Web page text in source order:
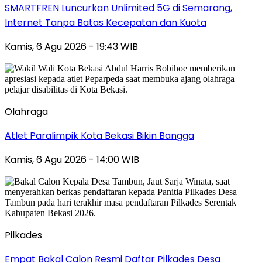
SMARTFREN Luncurkan Unlimited 5G di Semarang,
Internet Tanpa Batas Kecepatan dan Kuota
Kamis, 6 Agu 2026 - 19:43 WIB
Olahraga
Atlet Paralimpik Kota Bekasi Bikin Bangga
Kamis, 6 Agu 2026 - 14:00 WIB
Pilkades
Empat Bakal Calon Resmi Daftar Pilkades Desa